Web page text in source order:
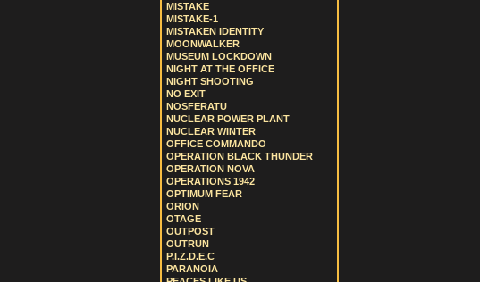
MISTAKE
MISTAKE-1
MISTAKEN IDENTITY
MOONWALKER
MUSEUM LOCKDOWN
NIGHT AT THE OFFICE
NIGHT SHOOTING
NO EXIT
NOSFERATU
NUCLEAR POWER PLANT
NUCLEAR WINTER
OFFICE COMMANDO
OPERATION BLACK THUNDER
OPERATION NOVA
OPERATIONS 1942
OPTIMUM FEAR
ORION
OTAGE
OUTPOST
OUTRUN
P.I.Z.D.E.C
PARANOIA